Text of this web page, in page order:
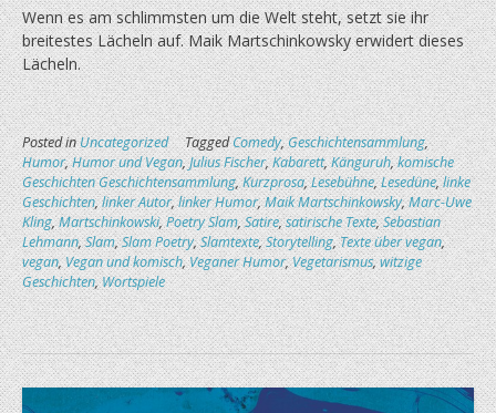
Wenn es am schlimmsten um die Welt steht, setzt sie ihr
breitestes Lächeln auf. Maik Martschinkowsky erwidert dieses
Lächeln.
Posted inUncategorized TaggedComedy,Geschichtensammlung,
Humor,Humor und Vegan,Julius Fischer,Kabarett,Känguruh,komische
Geschichten Geschichtensammlung,Kurzprosa,Lesebühne,Lesedüne,linke
Geschichten,linker Autor,linker Humor,Maik Martschinkowsky,Marc-Uwe
Kling,Martschinkowski,Poetry Slam,Satire,satirische Texte,Sebastian
Lehmann,Slam,Slam Poetry,Slamtexte,Storytelling,Texte über vegan,
vegan,Vegan und komisch,Veganer Humor,Vegetarismus,witzige
Geschichten,Wortspiele